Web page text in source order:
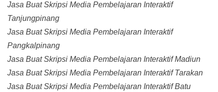
Jasa Buat Skripsi Media Pembelajaran Interaktif
Tanjungpinang
Jasa Buat Skripsi Media Pembelajaran Interaktif
Pangkalpinang
Jasa Buat Skripsi Media Pembelajaran Interaktif Madiun
Jasa Buat Skripsi Media Pembelajaran Interaktif Tarakan
Jasa Buat Skripsi Media Pembelajaran Interaktif Batu